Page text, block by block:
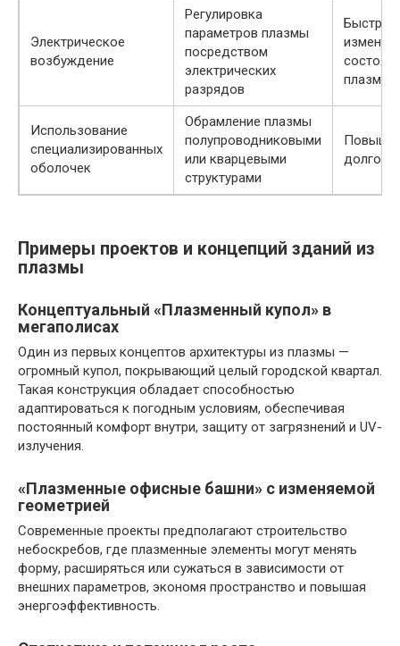
Электрическое
возбуждение
Регулировка
параметров плазмы
посредством
электрических
разрядов
Быстрое
плазмы
Использование
специализированных
оболочек
Обрамление плазмы
полупроводниковыми
или кварцевыми
структурами
Примеры проектов и концепций зданий из
плазмы
Концептуальный «Плазменный купол» в
мегаполисах
Один из первых концептов архитектуры из плазмы —
огромный купол, покрывающий целый городской квартал.
Такая конструкция обладает способностью
адаптироваться к погодным условиям, обеспечивая
постоянный комфорт внутри, защиту от загрязнений и UV-
излучения.
«Плазменные офисные башни» с изменяемой
геометрией
Современные проекты предполагают строительство
небоскребов, где плазменные элементы могут менять
форму, расширяться или сужаться в зависимости от
внешних параметров, экономя пространство и повышая
энергоэффективность.